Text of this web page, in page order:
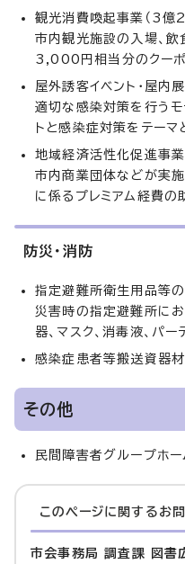
観光消費喚起事業（3億
市内観光施設の入場、飲
3,000円相当分のクー
屋外誘客イベント・屋内
適切な感染対策を行うモ
トと感染症対策をテー
地域経済活性化促進事
市内商業団体などが実
に係るプレミアム経費
防災・消防
指定避難所衛生用品等
災害時の指定避難所に
器、マスク、消毒液、パ
感染症患者等搬送資器
その他
民間障害者グループホ
このページに関する お
市会事務局 調査課 図書